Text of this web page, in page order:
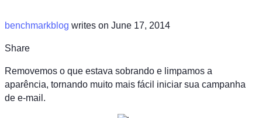
benchmarkblog writes on June 17, 2014
Share
Removemos o que estava sobrando e limpamos a
aparência, tornando muito mais fácil iniciar sua campanha
de e-mail.